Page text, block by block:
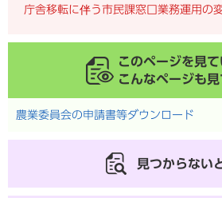
庁舎移転に伴う市民課窓口業務運用の
このページを見
こんなページも
農業委員会の申請書等ダウンロード
見つからない